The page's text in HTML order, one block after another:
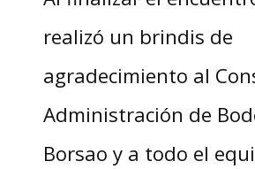
realizó un brindis de
agradecimiento al
Administración de
Borsao y a todo el